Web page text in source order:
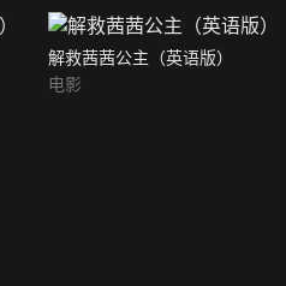
解救茜茜公主（英语版）
电影